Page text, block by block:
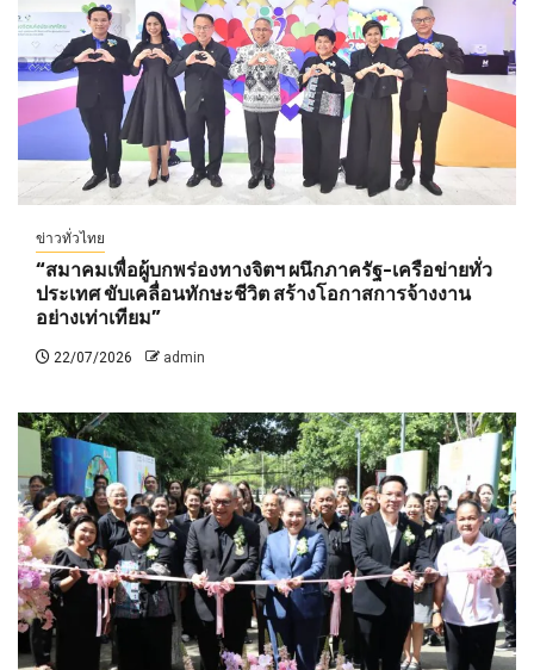
ข่าวทั่วไทย
“สมาคมเพื่อผู้บกพร่องทางจิตฯ ผนึกภาครัฐ-เครือข่ายทั่ว
ประเทศ ขับเคลื่อนทักษะชีวิต สร้างโอกาสการจ้างงาน
อย่างเท่าเทียม”
22/07/2026 admin